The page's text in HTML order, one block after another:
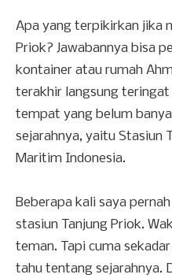
Apa yang terpikirkan jika
Priok? Jawabannya bisa
kontainer atau rumah
terakhir langsung teringat
tempat yang belum
sejarahnya, yaitu Stasiun
Maritim Indonesia.
Beberapa kali saya
stasiun Tanjung Priok.
teman. Tapi cuma
tahu tentang sejarahnya.